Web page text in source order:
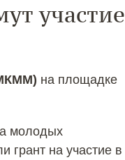
участие
на площадке
молодых
грант на участие в